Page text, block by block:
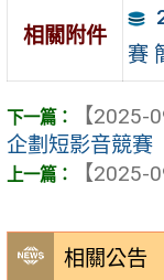
相關公告
相關附件
賽
【2025-
企劃短影音競賽
【2025-